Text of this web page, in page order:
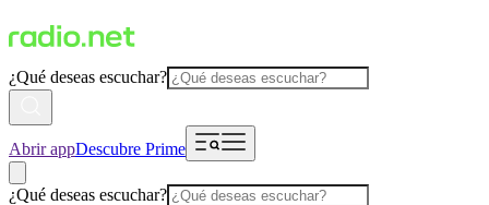
¿Qué deseas escuchar?
Abrir appDescubre Prime
¿Qué deseas escuchar?